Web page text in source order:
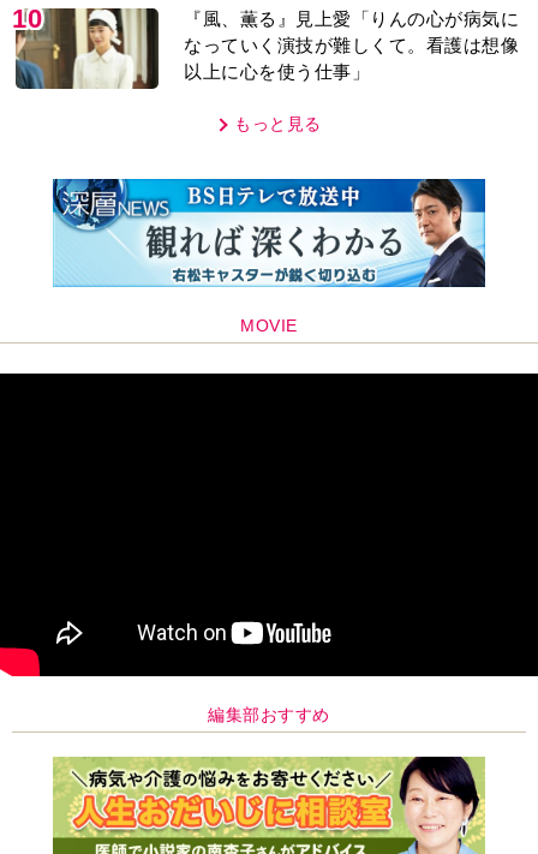
10
『風、薫る』見上愛「りんの心が病気に
なっていく演技が難しくて。看護は想像
以上に心を使う仕事」
もっと見る
MOVIE
編集部おすすめ